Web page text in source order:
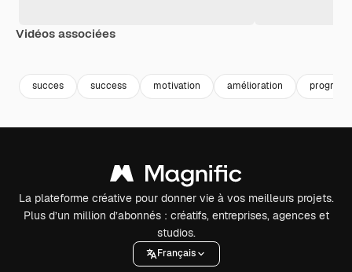
Vidéos associées
succes success motivation amélioration progrès
La plateforme créative pour donner vie à vos meilleurs projets.
Plus d’un million d’abonnés : créatifs, entreprises, agences et
studios.
Français